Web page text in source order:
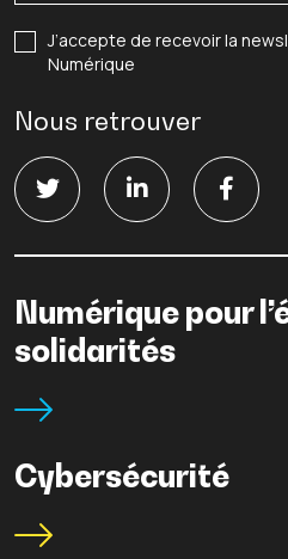
J’accepte de recevoir la
Numérique
Nous retrouver
Numérique pour
solidarités
Cybersécurité